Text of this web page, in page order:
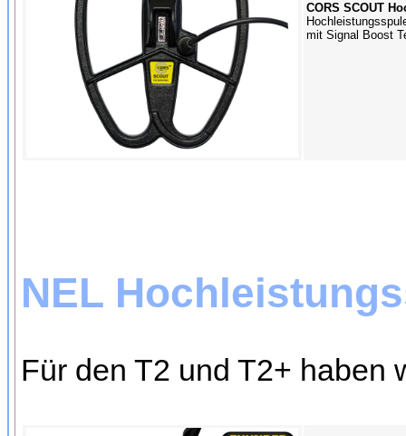
CORS SCOUT
mit Signal Boost
NEL
Für den T2 und T2+ haben